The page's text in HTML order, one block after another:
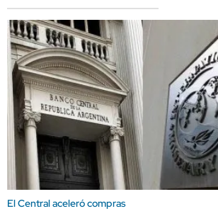
El Central aceleró compras